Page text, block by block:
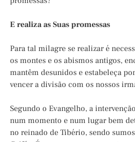
E realiza as Suas promessas
Para tal milagre se realizar é
os montes e os abismos antigos,
mantêm desunidos e estabeleça
vencer a divisão com os nossos
Segundo o Evangelho, a
num momento e num lugar bem
no reinado de Tibério, sendo